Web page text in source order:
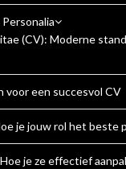
(CV): Moderne
voor een succesvol CV
je jouw rol het beste
je ze effectief